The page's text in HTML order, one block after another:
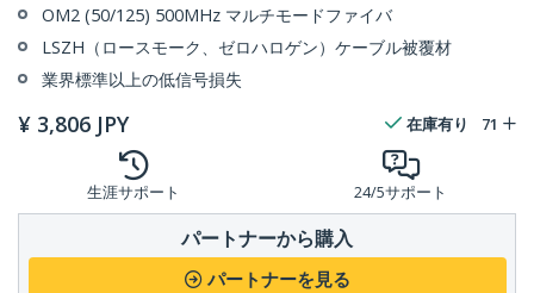
OM2 (50/125) 500MHz マルチモードファイバ
LSZH（ロースモーク、ゼロハロゲン）ケーブル被覆材
業界標準以上の低信号損失
¥ 3,806 JPY 在庫有り 71
生涯サポート 24/5サポート
パートナーから購入
パートナーを見る